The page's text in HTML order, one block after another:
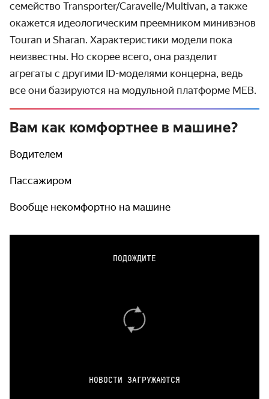
семейство Transporter/Caravelle/Multivan, а также
окажется идеологическим преемником минивэнов
Touran и Sharan. Характери­стики модели пока
неизвестны. Но скорее всего, она разделит
агрегаты с другими ID-моделями концерна, ведь
все они базируются на модульной платформе MEB.
Вам как комфортнее в машине?
Водителем
Пассажиром
Вообще некомфортно на машине
ПОДОЖДИТЕ
НОВОСТИ ЗАГРУЖАЮТСЯ